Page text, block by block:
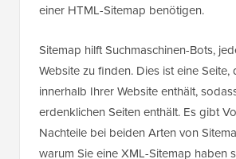
einer HTML-Sitemap benötigen.
Sitemap hilft Suchmaschinen-Bots,
Website zu finden. Dies ist eine Seite,
innerhalb Ihrer Website enthält,
erdenklichen Seiten enthält. Es gibt
Nachteile bei beiden Arten von
warum Sie eine XML-Sitemap haben